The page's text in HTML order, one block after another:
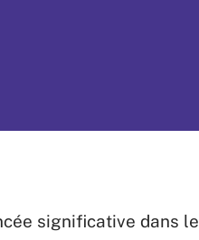
significative dans le